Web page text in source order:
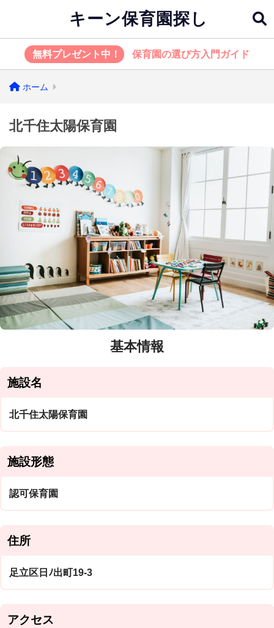
キーン保育園探し
無料プレゼント中！ 保育園の選び方入門ガイド
ホーム
北千住太陽保育園
基本情報
施設名
北千住太陽保育園
施設形態
認可保育園
住所
足立区日ﾉ出町19-3
アクセス